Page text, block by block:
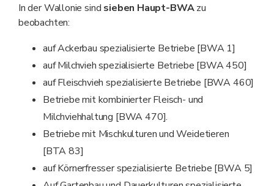
In der Wallonie sind sieben Haupt-BWAzu
beobachten:
auf Ackerbau spezialisierte Betriebe [BWA 1]
auf Milchvieh spezialisierte Betriebe [BWA 450]
auf Fleischvieh spezialisierte Betriebe [BWA 460]
Betriebe mit kombinierter Fleisch- und
Milchviehhaltung [BWA 470].
Betriebe mit Mischkulturen und Weidetieren
[BTA 83]
auf Körnerfresser spezialisierte Betriebe [BWA 5]